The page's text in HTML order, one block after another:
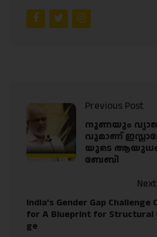
Previous Post
നുണയും
വുമാണ്
യുടെ
ബേബി
India’s Gender Gap Challenge
for A Blueprint for Structural
ge